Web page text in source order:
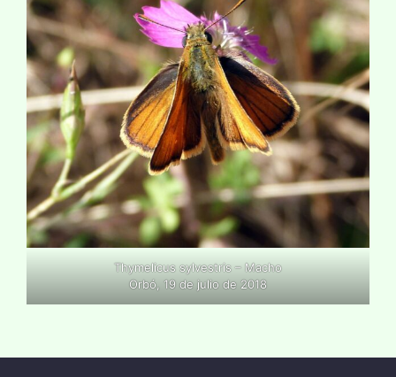
Thymelicus sylvestris – Macho
Orbó, 19 de julio de 2018